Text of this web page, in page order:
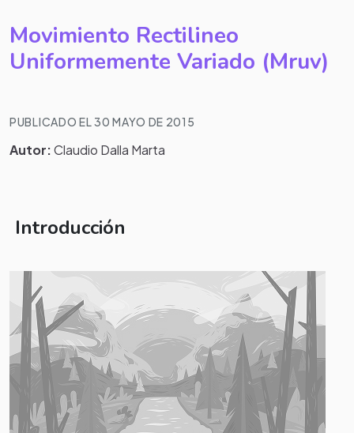
Movimiento Rectilineo
Uniformemente Variado (Mruv)
PUBLICADO EL 30 MAYO DE 2015
Autor:Claudio Dalla Marta
Introducción